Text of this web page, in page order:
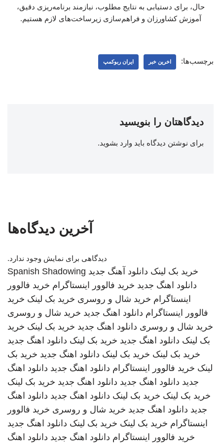
حال، برای دستیابی به نتایج مطلوب، نیازمند برنامه‌ریزی دقیق،
آموزش کشاورزان و فراهم‌سازی زیرساخت‌های لازم هستیم.
برچسب‌ها: اخرین خبر ایران ربوکمپ
دیدگاهتان را بنویسید
برای نوشتن دیدگاه باید وارد بشوید.
آخرین دیدگاه‌ها
دیدگاهی برای نمایش وجود ندارد.
خرید بک لینک دانلود آهنگ جدید Spanish Shadowing
دانلود اهنگ جدید خرید فالوور اینستاگرام خرید فالوور
اینستاگرام خرید شال و روسری خرید بک لینک خرید
فالوور اینستاگرام دانلود اهنگ جدید خرید شال و روسری
خرید شال و روسری دانلود اهنگ جدید خرید بک لینک خرید
بک لینک دانلود اهنگ جدید خرید بک لینک دانلود اهنگ جدید
خرید بک لینک خرید بک لینک دانلود اهنگ جدید خرید بک
لینک خرید فالوور اینستاگرام دانلود اهنگ جدید دانلود اهنگ
جدید دانلود اهنگ جدید دانلود اهنگ جدید خرید بک لینک
خرید بک لینک خرید بک لینک دانلود اهنگ جدید دانلود اهنگ
جدید دانلود اهنگ جدید خرید شال و روسری خرید فالوور
اینستاگرام خرید بک لینک خرید بک لینک دانلود اهنگ جدید
خرید فالوور اینستاگرام دانلود اهنگ جدید دانلود اهنگ